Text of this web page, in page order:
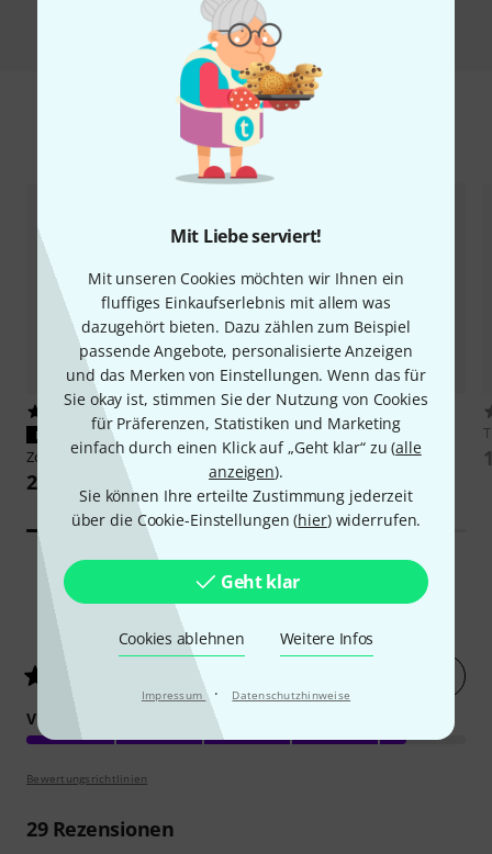
Mit Liebe serviert!
Mit unseren Cookies möchten wir Ihnen ein
fluffiges Einkaufserlebnis mit allem was
dazugehört bieten. Dazu zählen zum Beispiel
passende Angebote, personalisierte Anzeigen
und das Merken von Einstellungen. Wenn das für
Sie okay ist, stimmen Sie der Nutzung von Cookies
für Präferenzen, Statistiken und Marketing
einfach durch einen Klick auf „Geht klar“ zu (alle
anzeigen).
Sie können Ihre erteilte Zustimmung jederzeit
über die Cookie-Einstellungen (hier) widerrufen.
Geht klar
Cookies ablehnen Weitere Infos
Impressum · Datenschutzhinweise
Vergleichen
Zubehör & passende Artikel
PASST GARANTIERT
Zoom WSU-1
29 €
ZoomiQ7
109 €
Kundenbewertungen
/ 5
VERARBEITUNG
Bewertungsrichtlinien
29Rezensionen